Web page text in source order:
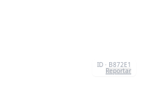
ID · B872E1
Reportar